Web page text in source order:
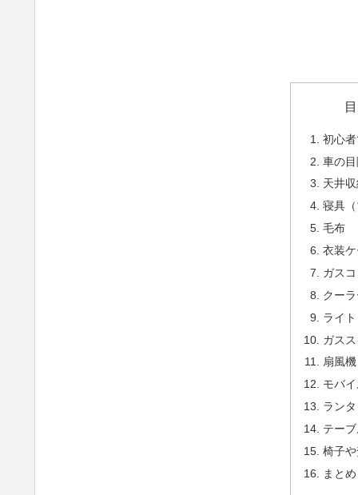
初心
車の
天井
寝具
毛布
衣装
ガス
クー
ライト
ガス
扇風機
モバ
ラン
テー
椅子
まとめ